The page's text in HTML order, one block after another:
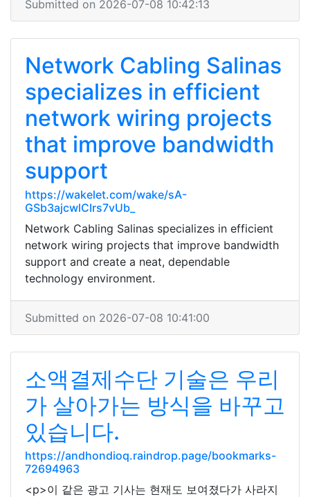
Submitted on 2026-07-08 10:42:13
Network Cabling Salinas
specializes in efficient
network wiring projects
that improve bandwidth
support
https://wakelet.com/wake/sA-
GSb3ajcwlCIrs7vUb_
Network Cabling Salinas specializes in efficient
network wiring projects that improve bandwidth
support and create a neat, dependable
technology environment.
Submitted on 2026-07-08 10:41:00
소액결제수단 기술은 우리
가 살아가는 방식을 바꾸고
있습니다.
https://andhondioq.raindrop.page/bookmarks-
72694963
<p>이 같은 광고 기사는 현재도 보여졌다가 사라지